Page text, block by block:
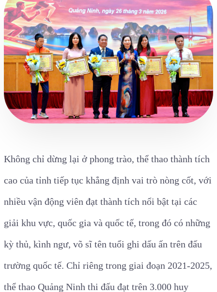
Không chỉ dừng lại ở phong trào, thể thao thành tích
cao của tỉnh tiếp tục khẳng định vai trò nòng cốt, với
nhiều vận động viên đạt thành tích nổi bật tại các
giải khu vực, quốc gia và quốc tế, trong đó có những
kỳ thủ, kình ngư, võ sĩ tên tuổi ghi dấu ấn trên đấu
trường quốc tế. Chỉ riêng trong giai đoạn 2021-2025,
thể thao Quảng Ninh thi đấu đạt trên 3.000 huy